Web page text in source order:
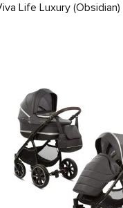
Life Luxury (Obsidian)